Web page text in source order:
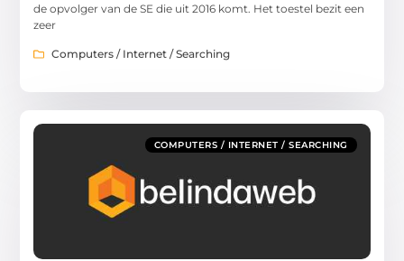
de opvolger van de SE die uit 2016 komt. Het toestel bezit een
zeer
Computers / Internet / Searching
COMPUTERS / INTERNET / SEARCHING